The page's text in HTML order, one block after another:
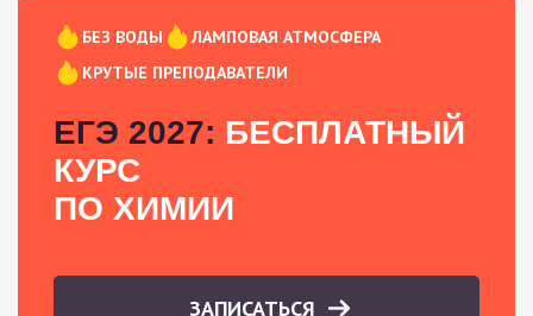
БЕЗ ВОДЫ
ЛАМПОВАЯ АТМОСФЕРА
КРУТЫЕ ПРЕПОДАВАТЕЛИ
ЕГЭ 2027: БЕСПЛАТНЫЙ
КУРС
ПО ХИМИИ
ЗАПИСАТЬСЯ